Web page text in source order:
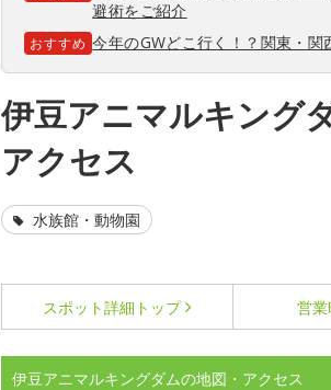
避術をご紹介
おすすめ 今年のGWどこ行く！？関東・
伊豆アニマルキング
アクセス
水族館・動物園
スポット詳細 トップ 営
伊豆アニマルキングダムの地図・アクセス